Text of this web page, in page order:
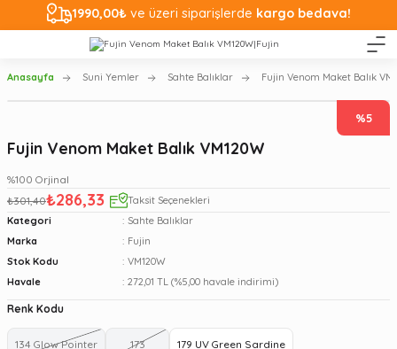
1990,00₺ ve üzeri siparişlerde kargo bedava!
Anasayfa Suni Yemler Sahte Balıklar Fujin Venom Maket Balık
%5
Fujin Venom Maket Balık VM120W
%100 Orjinal
₺301,40₺286,33
Taksit Seçenekleri
Kategori
Sahte Balıklar
Marka
Fujin
Stok Kodu
VM120W
Havale
272,01 TL (%5,00 havale indirimi)
Renk Kodu
134 Glow Pointer 173 179 UV Green Sardine